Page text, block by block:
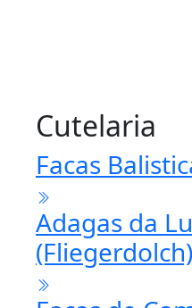
Cutelaria